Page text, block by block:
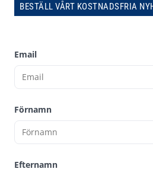
BESTÄLL VÅRT KOSTNADSFRIA
Email
Förnamn
Efternamn